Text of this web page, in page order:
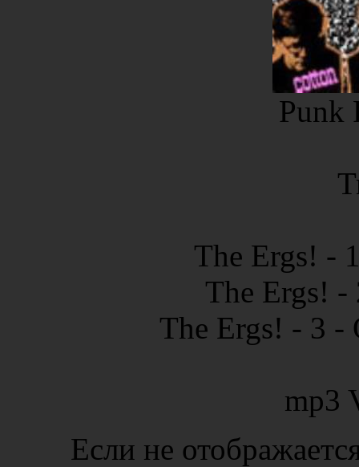
Punk
The Ergs! -
The Ergs! -
The Ergs! - 3 -
mp3
Если не